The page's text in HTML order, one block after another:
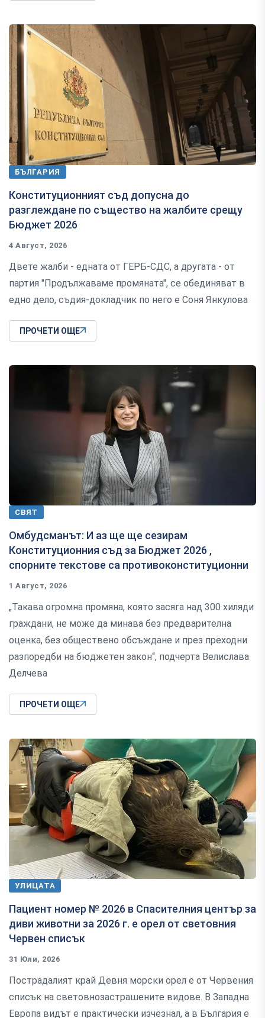
БЪЛГАРИЯ
Конституционният съд допусна до
разглеждане по същество на жалбите срещу
Бюджет 2026
4 Август, 2026
Двете жалби - едната от ГЕРБ-СДС, а другата - от
партия "Продължаваме промяната", се обединяват в
едно дело, съдия-докладчик по него е Соня Янкулова
ПРОЧЕТИ ОЩЕ
СВЯТ
Омбудсманът: И аз ще ще сезирам
Конституционния съд за Бюджет 2026 ,
спорните текстове са противоконституционни
1 Август, 2026
„Такава огромна промяна, която засяга над 300 хиляди
граждани, не може да минава без предварителна
оценка, без обществено обсъждане и през преходни
разпоредби на бюджетен закон“, подчерта Велислава
Делчева
ПРОЧЕТИ ОЩЕ
УЛИЦАТА
Пациент номер № 2026 в Спасителния център за
диви животни за 2026 г. е орел от световния
Червен списък
31 Юли, 2026
Пострадалият край Девня морски орел е от Червения
списък на световнозастрашените видове. В Западна
Европа видът е практически изчезнал, а в България е